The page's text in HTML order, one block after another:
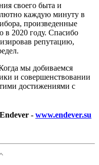
своего быта и
каждую минуту в
произведенные
в 2020 году. Спасибо
репутацию,
мы добиваемся
и совершенствовании
достижениями с
- www.endever.su